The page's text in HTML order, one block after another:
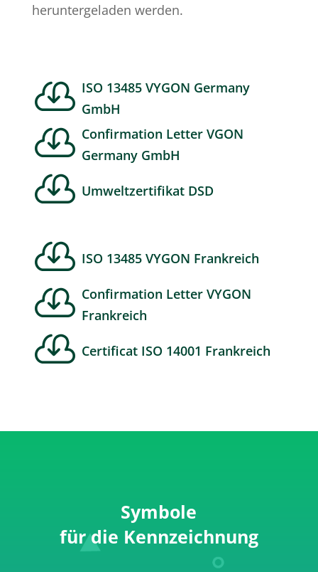
heruntergeladen werden.
 ISO 13485 VYGON Germany
GmbH
 Confirmation Letter VGON
Germany GmbH
 Umweltzertifikat DSD
 ISO 13485 VYGON Frankreich
 Confirmation Letter VYGON
Frankreich
 Certificat ISO 14001 Frankreich
Symbole
für die Kennzeichnung